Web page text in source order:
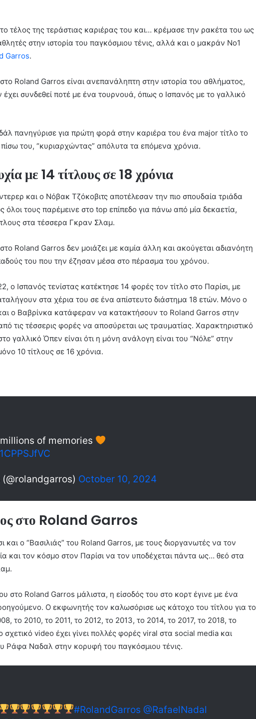
τέλος της τεράστιας καριέρας του και… κρέμασε την ρακέτα του ως
στην ιστορία του παγκόσμιου τένις, αλλά και ο μακράν Νο1
Garros.
Roland Garros είναι ανεπανάληπτη στην ιστορία του αθλήματος,
συνδεθεί ποτέ με ένα τουρνουά, όπως ο Ισπανός με το γαλλικό
πανηγύρισε για πρώτη φορά στην καριέρα του ένα major τίτλο το
του, “κυριαρχώντας” απόλυτα τα επόμενα χρόνια.
με 14 τίτλους σε 18 χρόνια
και ο Νόβακ Τζόκοβιτς αποτέλεσαν την πιο σπουδαία τριάδα
όλοι τους παρέμεινε στο top επίπεδο για πάνω από μία δεκαετία,
στα τέσσερα Γκραν Σλαμ.
Roland Garros δεν μοιάζει με καμία άλλη και ακούγεται αδιανόητη
του που την έζησαν μέσα στο πέρασμα του χρόνου.
ο Ισπανός τενίστας κατέκτησε 14 φορές τον τίτλο στο Παρίσι, με
στα χέρια του σε ένα απίστευτο διάστημα 18 ετών. Μόνο ο
ο Βαβρίνκα κατάφεραν να κατακτήσουν το Roland Garros στην
τις τέσσερις φορές να αποσύρεται ως τραυματίας. Χαρακτηριστικό
γαλλικό Όπεν είναι ότι η μόνη ανάλογη είναι του “Νόλε” στην
10 τίτλους σε 16 χρόνια.
of memories
October 10, 2024
στο Roland Garros
και ο “Βασιλιάς” του Roland Garros, με τους διοργανωτές να τον
και τον κόσμο στον Παρίσι να τον υποδέχεται πάντα ως… θεό στα
στο Roland Garros μάλιστα, η είσοδός του στο κορτ έγινε με ένα
Ο εκφωνητής τον καλωσόρισε ως κάτοχο του τίτλου για το
το 2010, το 2011, το 2012, το 2013, το 2014, το 2017, το 2018, το
video έχει γίνει πολλές φορές viral στα social media και
Ράφα Ναδαλ στην κορυφή του παγκόσμιου τένις.
#RolandGarros @RafaelNadal